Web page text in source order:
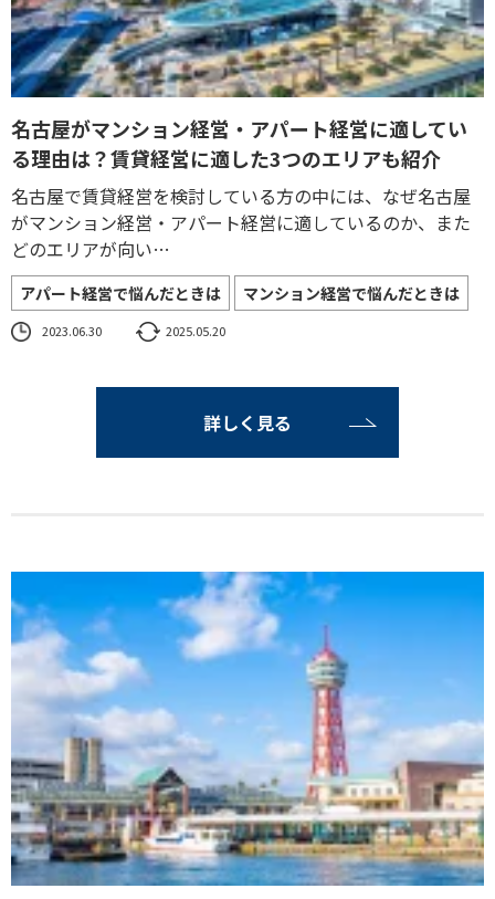
名古屋がマンション経営・アパート経営に適してい
る理由は？賃貸経営に適した3つのエリアも紹介
名古屋で賃貸経営を検討している方の中には、なぜ名古屋
がマンション経営・アパート経営に適しているのか、また
どのエリアが向い…
アパート経営で悩んだときは マンション経営で悩んだときは
2023.06.30 2025.05.20
詳しく見る